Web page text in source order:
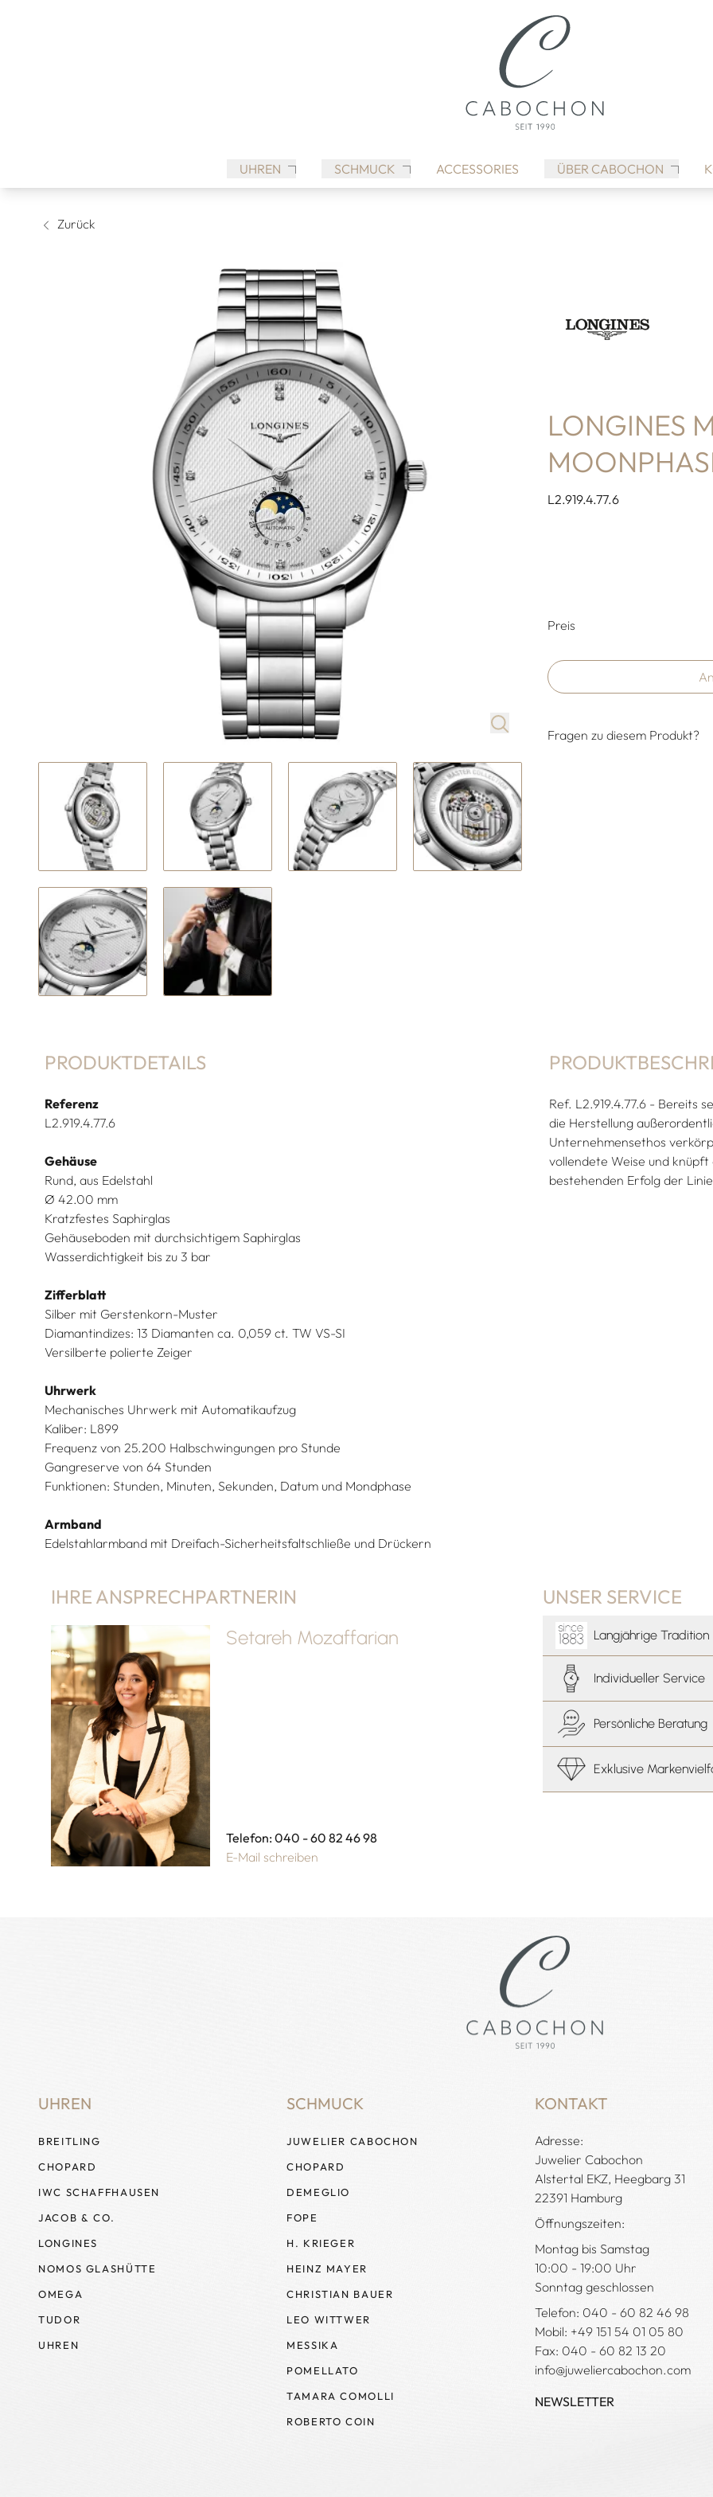
UHREN SCHMUCK ACCESSORIES ÜBER CABOCHON
Zurück
LONGINES
L2.919.4.77.6
Preis
Fragen zu diesem Produkt?
PRODUKTDETAILS
Referenz
L2.919.4.77.6
Gehäuse
Rund, aus Edelstahl
Ø 42.00 mm
Kratzfestes Saphirglas
Gehäuseboden mit durchsichtigem Saphirglas
Wasserdichtigkeit bis zu 3 bar
Zifferblatt
Silber mit Gerstenkorn-Muster
Diamantindizes: 13 Diamanten ca. 0,059 ct. TW VS-SI
Versilberte polierte Zeiger
Uhrwerk
Mechanisches Uhrwerk mit Automatikaufzug
Kaliber: L899
Frequenz von 25.200 Halbschwingungen pro Stunde
Gangreserve von 64 Stunden
Funktionen: Stunden, Minuten, Sekunden, Datum und Mondphase
Armband
Edelstahlarmband mit Dreifach-Sicherheitsfaltschließe und Drückern
Ref. L2.919.4.77.6 - Bereits
die Herstellung
Unternehmensethos
vollendete Weise und
bestehenden Erfolg der
IHRE ANSPRECHPARTNERIN
Setareh Mozaffarian
Telefon: 040 - 60 82 46 98
E-Mail schreiben
UNSER SERVICE
Langjährige Tradition
Individueller Service
Persönliche Beratung
Exklusive
UHREN
BREITLING
CHOPARD
IWC SCHAFFHAUSEN
JACOB & CO.
LONGINES
NOMOS GLASHÜTTE
OMEGA
TUDOR
UHREN
SCHMUCK
JUWELIER CABOCHON
CHOPARD
DEMEGLIO
FOPE
H. KRIEGER
HEINZ MAYER
CHRISTIAN BAUER
LEO WITTWER
MESSIKA
POMELLATO
TAMARA COMOLLI
ROBERTO COIN
KONTAKT
Adresse:
Juwelier Cabochon
Alstertal EKZ, Heegbarg 31
22391 Hamburg
Öffnungszeiten:
Montag bis Samstag
10:00 - 19:00 Uhr
Sonntag geschlossen
Telefon: 040 - 60 82 46 98
Mobil: +49 151 54 01 05 80
Fax: 040 - 60 82 13 20
info@juweliercabochon.com
NEWSLETTER